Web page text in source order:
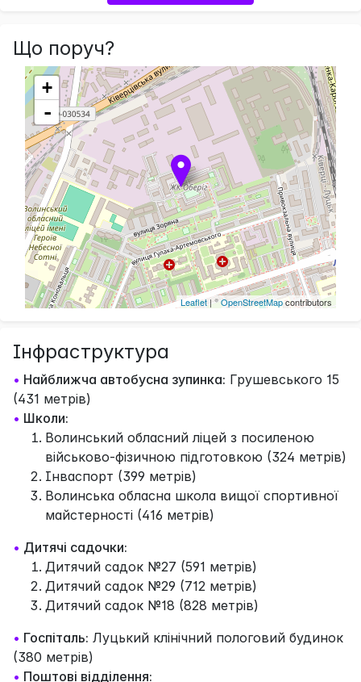
Що поруч?
+
-
Leaflet| ©OpenStreetMapcontributors
Інфраструктура
• Найближча автобусна зупинка: Грушевського 15
(431 метрів)
• Школи:
Волинський обласний ліцей з посиленою
військово-фізичною підготовкою (324 метрів)
Інваспорт (399 метрів)
Волинська обласна школа вищої спортивної
майстерності (416 метрів)
• Дитячі садочки:
Дитячий садок №27 (591 метрів)
Дитячий садок №29 (712 метрів)
Дитячий садок №18 (828 метрів)
• Госпіталь: Луцький клінічний пологовий будинок
(380 метрів)
• Поштові відділення: